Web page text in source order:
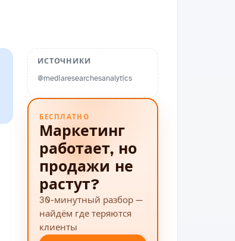
ИСТОЧНИКИ
@mediaresearchesanalytics
БЕСПЛАТНО
Маркетинг
работает, но
продажи не
растут?
30-минутный разбор —
найдём где теряются
клиенты